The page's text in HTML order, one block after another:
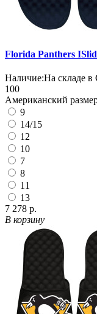
Florida Panthers
Наличие:На складе
100
Американский
9
14/15
12
10
7
8
11
13
7 278 р.
В корзину